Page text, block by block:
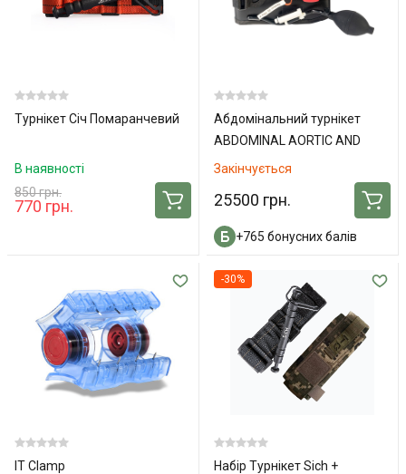
Турнікет Січ Помаранчевий
В наявності
850 грн.
770 грн.
Абдомінальний турнікет
ABDOMINAL AORTIC AND
JUNCTIONAL TOURNIQUET
Закінчується
25500 грн.
+765 бонусних балів
IT Clamp
-30%
Набір Турнікет Sich +